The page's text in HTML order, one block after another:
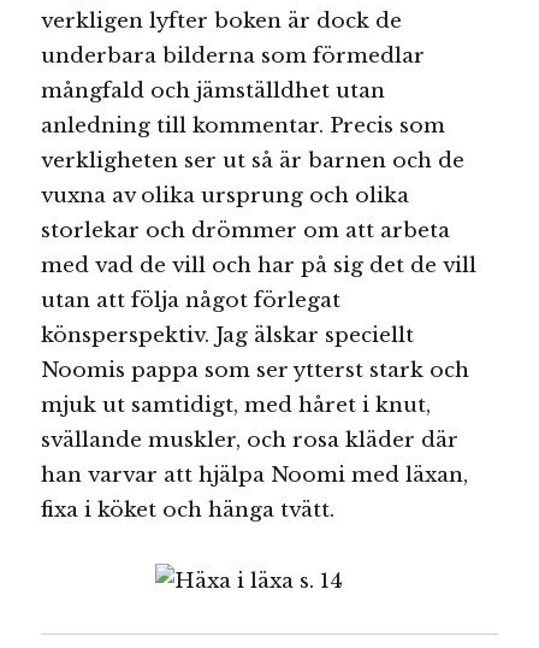
verkligen lyfter boken är dock de
underbara bilderna som förmedlar
mångfald och jämställdhet utan
anledning till kommentar. Precis som
verkligheten ser ut så är barnen och de
vuxna av olika ursprung och olika
storlekar och drömmer om att arbeta
med vad de vill och har på sig det de vill
utan att följa något förlegat
könsperspektiv. Jag älskar speciellt
Noomis pappa som ser ytterst stark och
mjuk ut samtidigt, med håret i knut,
svällande muskler, och rosa kläder där
han varvar att hjälpa Noomi med läxan,
fixa i köket och hänga tvätt.